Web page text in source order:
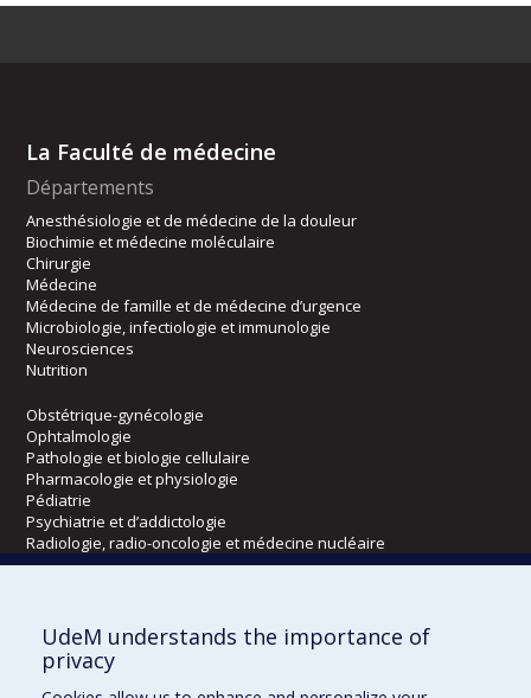
La Faculté de médecine
Départements
Anesthésiologie et de médecine de la douleur
Biochimie et médecine moléculaire
Chirurgie
Médecine
Médecine de famille et de médecine d’urgence
Microbiologie, infectiologie et immunologie
Neurosciences
Nutrition
Obstétrique-gynécologie
Ophtalmologie
Pathologie et biologie cellulaire
Pharmacologie et physiologie
Pédiatrie
Psychiatrie et d’addictologie
Radiologie, radio-oncologie et médecine nucléaire
Écoles
Kinésiologie et des sciences de l’activité physique
Orthophonie et audiologie
UdeM understands the importance of
privacy